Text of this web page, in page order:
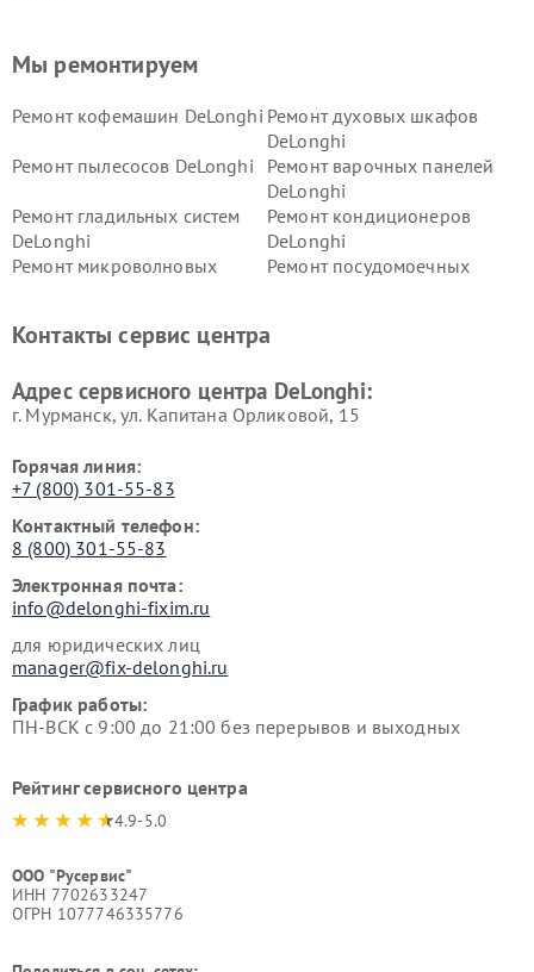
Мы ремонтируем
Ремонт кофемашин DeLonghi Ремонт духовых шкафов
DeLonghi
Ремонт пылесосов DeLonghi
Ремонт варочных панелей
DeLonghi
Ремонт гладильных систем
DeLonghi
Ремонт кондиционеров
DeLonghi
Ремонт микроволновых
Ремонт посудомоечных
DeLonghi
DeLonghi
Контакты сервис центра
Адрес сервисного центра DeLonghi:
г. Мурманск, ул. Капитана Орликовой, 15
Горячая линия:
+7 (800) 301-55-83
Контактный телефон:
8 (800) 301-55-83
Электронная почта:
info@delonghi-fixim.ru
для юридических лиц
manager@fix-delonghi.ru
График работы:
ПН-ВСК с 9:00 до 21:00 без перерывов и выходных
Рейтинг сервисного центра
4.9-5.0
ООО "Русервис"
ИНН 7702633247
ОГРН 1077746335776